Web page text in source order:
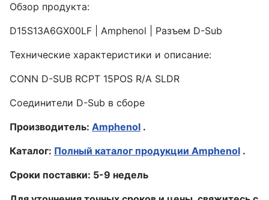
Обзор продукта:
D15S13A6GX00LF | Amphenol | Разъем D-Sub
Технические характеристики и описание:
CONN D-SUB RCPT 15POS R/A SLDR
Соединители D-Sub в сборе
Производитель: Amphenol .
Каталог: Полный каталог продукции Amphenol .
Сроки поставки: 5-9 недель